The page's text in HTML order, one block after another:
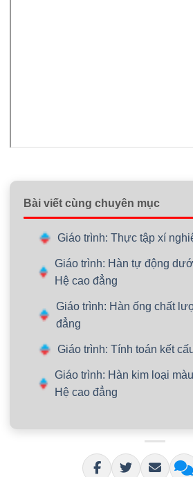
Bài viết cùng chuyên mục
Giáo trình: Thực tập xí
Giáo trình: Hàn tự động
Hệ cao đẳng
Giáo trình: Hàn ống chất
đẳng
Giáo trình: Tính toán kết
Giáo trình: Hàn kim loại
Hệ cao đẳng